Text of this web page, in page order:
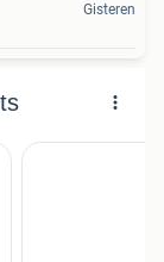
Gisteren